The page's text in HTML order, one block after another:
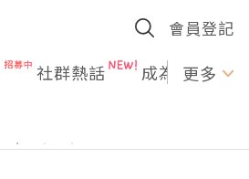
會員登記
社群熱話 成為U更多